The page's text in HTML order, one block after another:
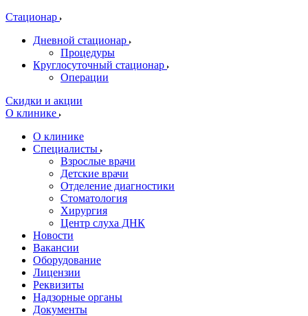
Стационар
Дневной стационар
Процедуры
Круглосуточный стационар
Операции
Скидки и акции
О клинике
О клинике
Специалисты
Взрослые врачи
Детские врачи
Отделение диагностики
Стоматология
Хирургия
Центр слуха ДНК
Новости
Вакансии
Оборудование
Лицензии
Реквизиты
Надзорные органы
Документы